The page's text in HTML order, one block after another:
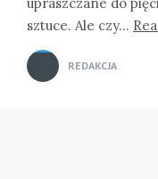
sztuce. Ale czy…
REDAKCJA